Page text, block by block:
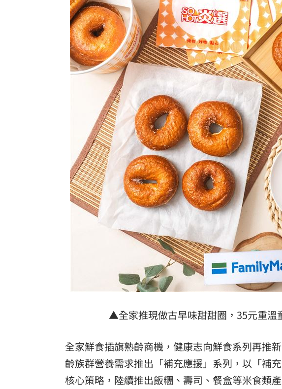
▲全家推現做古早味甜甜圈，35元重溫
全家鮮食插旗熟齡商機，健康志向鮮食系列再推
齡族群營養需求推出「補充應援」系列，以「補
核心策略，陸續推出飯糰、壽司、餐盒等米食類